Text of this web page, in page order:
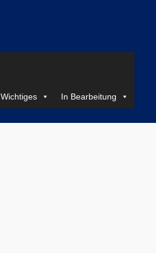
Wichtiges In Bearbeitung